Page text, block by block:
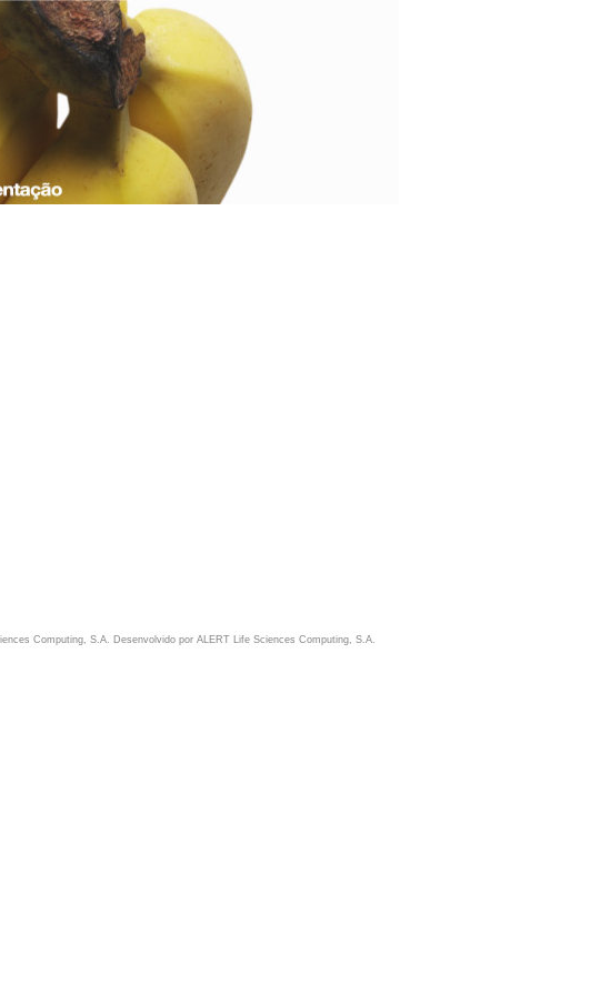
Computing, S.A. Desenvolvido por ALERT Life Sciences Computing, S.A.